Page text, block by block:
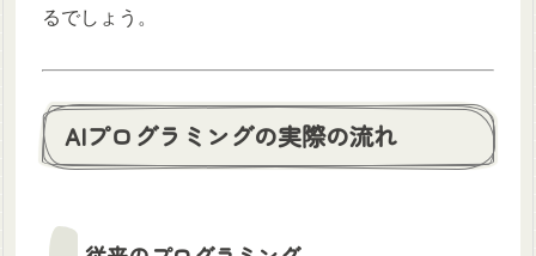
るでしょう。
AIプログラミングの実際の流れ